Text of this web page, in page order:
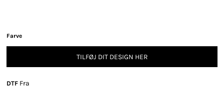
Farve
TILFØJ DIT DESIGN HER
DTF Fra